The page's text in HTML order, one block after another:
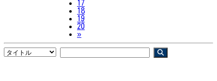
17
18
19
20
»Next